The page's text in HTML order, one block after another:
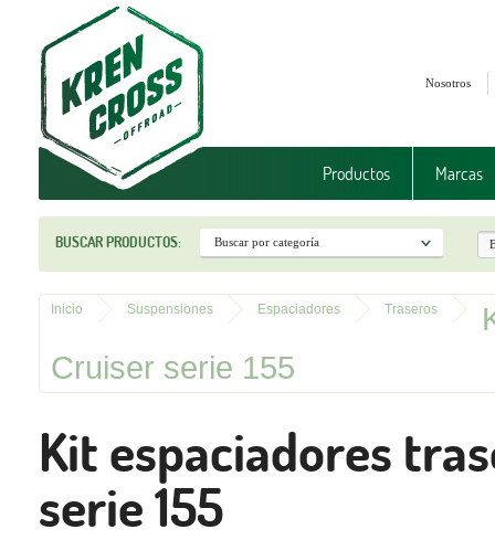
Nosotros
Productos Marcas
BUSCAR PRODUCTOS:
Inicio Suspensiones Espaciadores Traseros
Cruiser serie 155
Kit espaciadores
serie 155